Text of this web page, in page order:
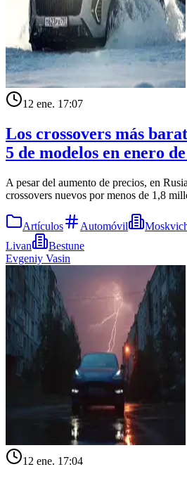
12 ene. 17:07
Los crossovers más
5 de modelos en enero
A pesar del aumento de precios, en
crossovers nuevos por menos de 1,8
Artículos Automóvil
Livan
Bestune
Evgeniy Vasin
12 ene. 17:04